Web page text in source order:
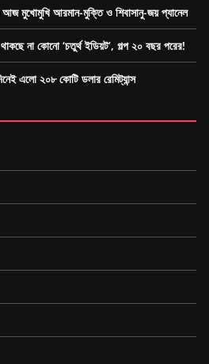
আজ মুখোমুখি আরমান-মুক্তি ও শিবাসানু-জয় প্যানেল
না কোনো ‘চতুর্থ ইডিয়ট’, গল্প ২০ বছর পরের!
এলো ২০৮ কোটি ডলার রেমিট্যান্স